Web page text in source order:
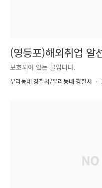
(영등포)해외취업 알
보호되어 있는 글입니다.
우리동네 경찰서/우리동네 경찰서